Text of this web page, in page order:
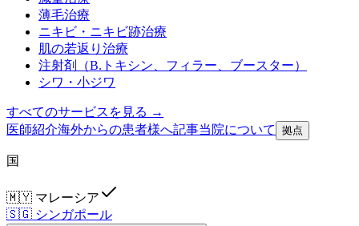
薄毛治療
ニキビ・ニキビ跡治療
肌の若返り治療
注射剤（B.トキシン、フィラー、ブースター）
シワ・小ジワ
すべてのサービスを見る →
医師紹介海外からの患者様へ記事当院について 拠点
国
🇲🇾 マレーシア
🇸🇬 シンガポール